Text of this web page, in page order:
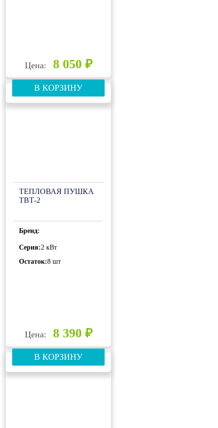
Цена: 8 050 ₽
В КОРЗИНУ
ТЕПЛОВАЯ ПУШКА
ТВТ-2
Бренд:
Серия:2 кВт
Остаток:8 шт
Цена: 8 390 ₽
В КОРЗИНУ